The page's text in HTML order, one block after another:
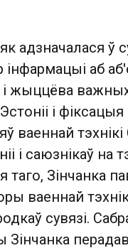
адзначалася ў
інфармацыі аб
і жыццёва
і фіксацыя
ваеннай тэхнікі
і саюзнікаў на
таго, Зінчанка
ваеннай
сувязі.
Зінчанка